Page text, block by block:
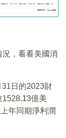
，看看美國消
31日的2023財
億美
年同期淨利潤